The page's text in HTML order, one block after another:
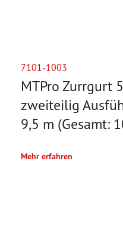
7101-1003
MTPro Zurrgurt
zweiteilig
9,5 m (Gesamt:
Mehr erfahren